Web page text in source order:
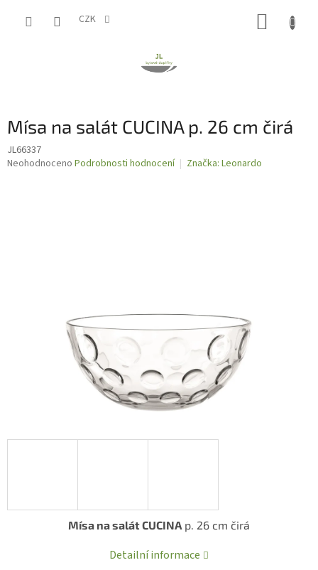
CZK
Mísa na salát CUCINA p. 26 cm čirá
JL66337
Průměrné
Neohodnoceno Podrobnosti hodnocení Značka: Leonardo
Mísa na salát CUCINA p. 26 cm čirá
Detailní informace